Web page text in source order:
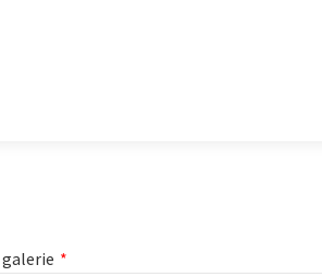
galerie *